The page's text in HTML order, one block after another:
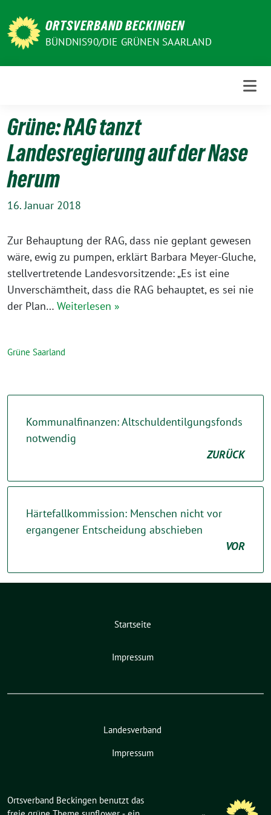
zum
Inhalt
ORTSVERBAND BECKINGEN
BÜNDNIS90/DIE GRÜNEN SAARLAND
Grüne: RAG tanzt
Landesregierung auf der Nase
herum
16. Januar 2018
Zur Behauptung der RAG, dass nie geplant gewesen
wäre, ewig zu pumpen, erklärt Barbara Meyer-Gluche,
stellvertretende Landesvorsitzende: „Es ist eine
Unverschämtheit, dass die RAG behauptet, es sei nie
der Plan… Weiterlesen »
Grüne Saarland
Kommunalfinanzen: Altschuldentilgungsfonds
notwendig
ZURÜCK
Härtefallkommission: Menschen nicht vor
ergangener Entscheidung abschieben
VOR
Startseite
Impressum
Landesverband
Impressum
Ortsverband Beckingen benutzt das